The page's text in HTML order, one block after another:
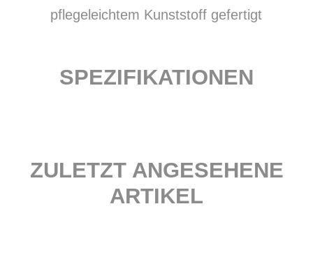
pflegeleichtem Kunststoff gefertigt
SPEZIFIKATIONEN
ZULETZT ANGESEHENE
ARTIKEL